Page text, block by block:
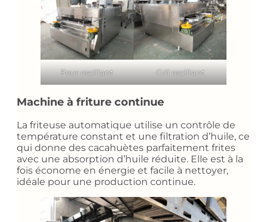
Four oscillant Gril oscillant
Machine à friture continue
La friteuse automatique utilise un contrôle de
température constant et une filtration d’huile, ce
qui donne des cacahuètes parfaitement frites
avec une absorption d’huile réduite. Elle est à la
fois économe en énergie et facile à nettoyer,
idéale pour une production continue.